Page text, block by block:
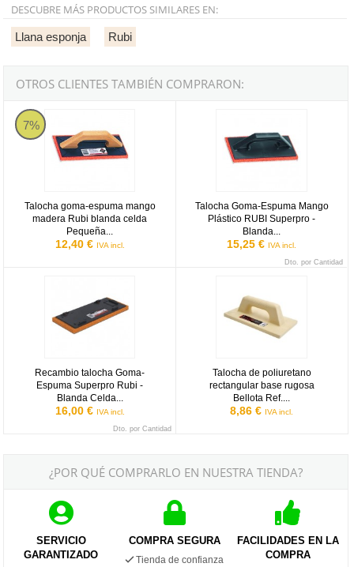
DESCUBRE MÁS PRODUCTOS SIMILARES EN:
Llana esponja Rubi
OTROS CLIENTES TAMBIÉN COMPRARON:
7%
Talocha goma-espuma mango
madera Rubi blanda celda
Pequeña...
12,40 € IVA incl.
Talocha goma-espuma mango madera Rubi blanda celda Pequeña
Talocha Goma-Espuma Mango
Plástico RUBI Superpro -
Blanda...
15,25 € IVA incl.
Dto. por Cantidad
Recambio talocha Goma-
Espuma Superpro Rubi -
Blanda Celda...
16,00 € IVA incl.
Dto. por Cantidad
Talocha de poliuretano
rectangular base rugosa
Bellota Ref....
8,86 € IVA incl.
¿POR QUÉ COMPRARLO EN NUESTRA TIENDA?
SERVICIO
GARANTIZADO
COMPRA SEGURA
Tienda de confianza
FACILIDADES EN LA
COMPRA